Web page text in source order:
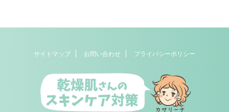
サイトマップ お問い合わせ プライバシーポリシー